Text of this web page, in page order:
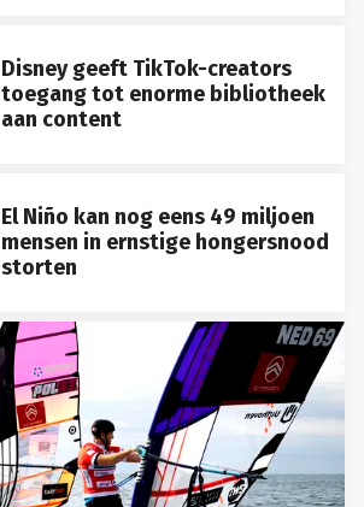
Disney geeft TikTok-creators
toegang tot enorme bibliotheek
aan content
El Niño kan nog eens 49 miljoen
mensen in ernstige hongersnood
storten